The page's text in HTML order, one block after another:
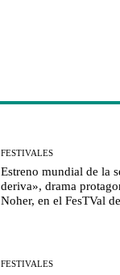
FESTIVALES
Estreno mundial de la
deriva», drama
Noher, en el FesTVal
FESTIVALES